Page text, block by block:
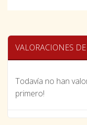
VALORACIONES
Todavía no han
primero!